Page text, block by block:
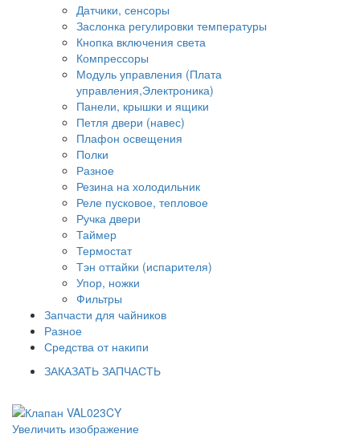
Датчики, сенсоры
Заслонка регулировки температуры
Кнопка включения света
Компрессоры
Модуль управления (Плата
управления,Электроника)
Панели, крышки и ящики
Петля двери (навес)
Плафон освещения
Полки
Разное
Резина на холодильник
Реле пусковое, тепловое
Ручка двери
Таймер
Термостат
Тэн оттайки (испарителя)
Упор, ножки
Фильтры
Запчасти для чайников
Разное
Средства от накипи
ЗАКАЗАТЬ ЗАПЧАСТЬ
Увеличить изображение